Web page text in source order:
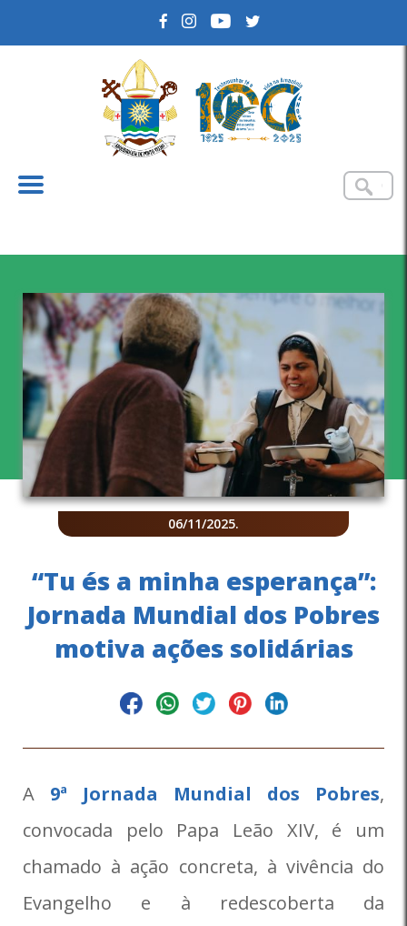
06/11/2025.
“Tu és a minha esperança”:
Jornada Mundial dos Pobres
motiva ações solidárias
A 9ª Jornada Mundial dos Pobres,
convocada pelo Papa Leão XIV, é um
chamado à ação concreta, à vivência do
Evangelho e à redescoberta da